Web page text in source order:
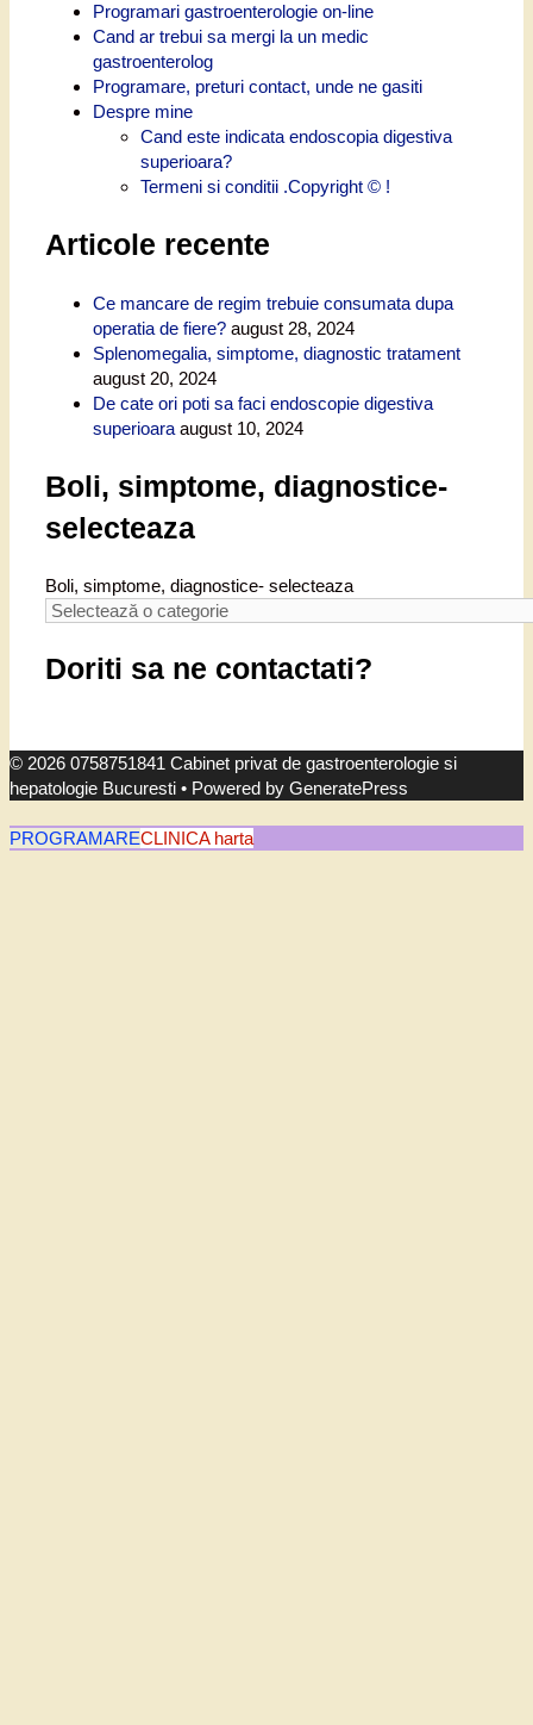
Programari gastroenterologie on-line
Cand ar trebui sa mergi la un medic
gastroenterolog
Programare, preturi contact, unde ne gasiti
Despre mine
Cand este indicata endoscopia digestiva
superioara?
Termeni si conditii .Copyright © !
Articole recente
Ce mancare de regim trebuie consumata dupa
operatia de fiere? august 28, 2024
Splenomegalia, simptome, diagnostic tratament
august 20, 2024
De cate ori poti sa faci endoscopie digestiva
superioara august 10, 2024
Boli, simptome, diagnostice-
selecteaza
Boli, simptome, diagnostice- selecteaza
Doriti sa ne contactati?
© 2026 0758751841 Cabinet privat de gastroenterologie si
hepatologie Bucuresti • Powered by GeneratePress
PROGRAMARECLINICA harta